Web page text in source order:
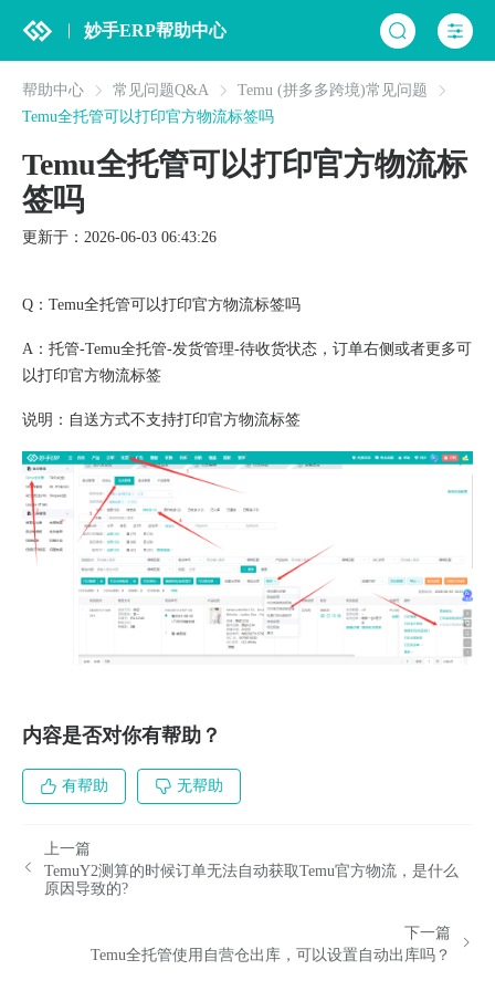
妙手ERP帮助中心
帮助中心 常见问题Q&A
Temu (拼多多跨境)常见问题
Temu全托管可以打印官方物流标签吗
Temu全托管可以打印官方物流标
签吗
更新于：2026-06-03 06:43:26
Q：Temu全托管可以打印官方物流标签吗
A：托管-Temu全托管-发货管理-待收货状态，订单右侧或者更多可
以打印官方物流标签
说明：自送方式不支持打印官方物流标签
内容是否对你有帮助？
有帮助 无帮助
上一篇
TemuY2测算的时候订单无法自动获取Temu官方物流，是什么
原因导致的?
下一篇
Temu全托管使用自营仓出库，可以设置自动出库吗？